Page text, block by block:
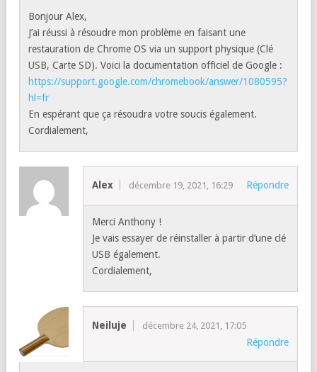
Bonjour Alex,
J’ai réussi à résoudre mon problème en faisant une
restauration de Chrome OS via un support physique (Clé
USB, Carte SD). Voici la documentation officiel de Google :
https://support.google.com/chromebook/answer/1080595?
hl=fr
En espérant que ça résoudra votre soucis également.
Cordialement,
Alex décembre 19, 2021, 16:29 Répondre
Merci Anthony !
Je vais essayer de réinstaller à partir d’une clé
USB également.
Cordialement,
Neiluje décembre 24, 2021, 17:05
Répondre